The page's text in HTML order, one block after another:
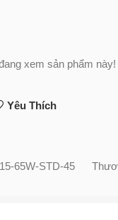
xem sản phẩm này!
Yêu Thích
65W-STD-45